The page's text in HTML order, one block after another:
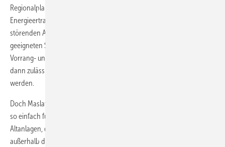
Regionalplanung darauf hinwirken, „dass Altanlagen, deren
Energieertrag außer Verhältnis zu den von ihnen ausgehenden
störenden Auswirkungen steht, durch neue Windenergieanlagen an
geeigneten Standorten ersetzt werden.“ Es werden also eigens
Vorrang- und Eignungsgebiete geschaffen, in denen Anlagen nur
dann zulässig sind, wenn Altanlagen an anderen Stellen zurückgebaut
werden.
Doch Maslaton weist darauf hin, dass das mit dem Repowering nicht
so einfach funktioniere, wie es der Entwurf vorsehe: „Rund 150
Altanlagen, die für ein Repowering vorgesehen ist, befinden sich
außerhalb der Vorrang- und Konzentrationsflächen und unterliegen